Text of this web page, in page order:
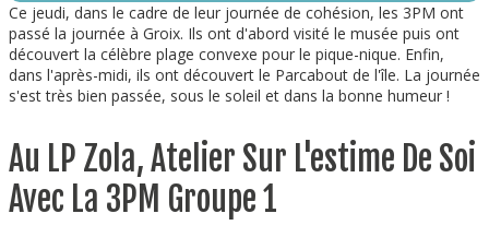
Ce jeudi, dans le cadre de leur journée de cohésion, les 3PM ont
passé la journée à Groix. Ils ont d'abord visité le musée puis ont
découvert la célèbre plage convexe pour le pique-nique. Enfin,
dans l'après-midi, ils ont découvert le Parcabout de l'île. La journée
s'est très bien passée, sous le soleil et dans la bonne humeur !
Au LP Zola, Atelier Sur L'estime De Soi
Avec La 3PM Groupe 1